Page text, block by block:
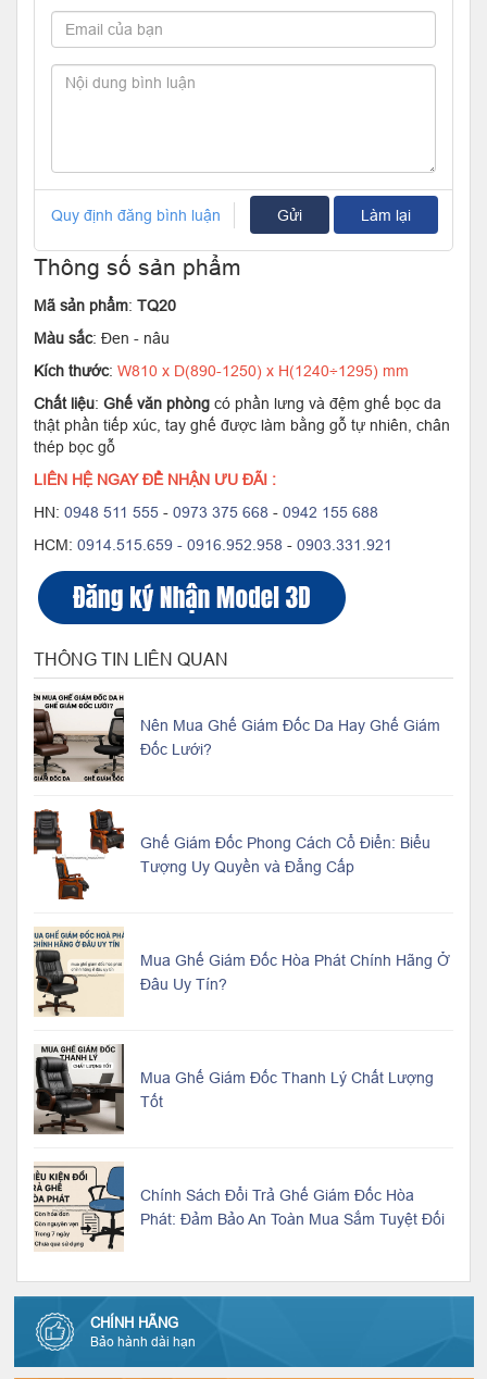
Quy định đăng bình luận Gửi Làm lại
Thông số sản phẩm
Mã sản phẩm: TQ20
Màu sắc: Đen - nâu
Kích thước: W810 x D(890-1250) x H(1240÷1295) mm
Chất liệu: Ghế văn phòng có phần lưng và đệm ghế bọc da
thật phần tiếp xúc, tay ghế được làm bằng gỗ tự nhiên, chân
thép bọc gỗ
LIÊN HỆ NGAY ĐỂ NHẬN ƯU ĐÃI :
HN: 0948 511 555 - 0973 375 668 - 0942 155 688
HCM: 0914.515.659 - 0916.952.958 - 0903.331.921
THÔNG TIN LIÊN QUAN
Nên Mua Ghế Giám Đốc Da Hay Ghế Giám
Đốc Lưới?
Ghế Giám Đốc Phong Cách Cổ Điển: Biểu
Tượng Uy Quyền và Đẳng Cấp
Mua Ghế Giám Đốc Hòa Phát Chính Hãng Ở
Đâu Uy Tín?
Mua Ghế Giám Đốc Thanh Lý Chất Lượng
Tốt
Chính Sách Đổi Trả Ghế Giám Đốc Hòa
Phát: Đảm Bảo An Toàn Mua Sắm Tuyệt Đối
CHÍNH HÃNG
Bảo hành dài hạn